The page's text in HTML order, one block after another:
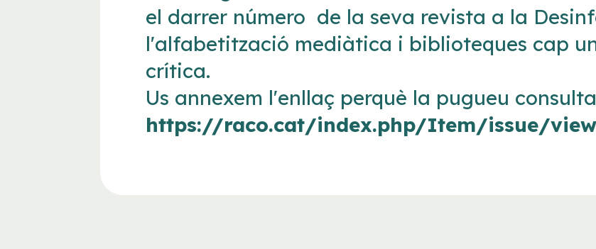
el darrer número de la seva revista a la
l'alfabetització mediàtica i biblioteques cap
crítica.
Us annexem l'enllaç perquè la pugueu
https://raco.cat/index.php/Item/issue/